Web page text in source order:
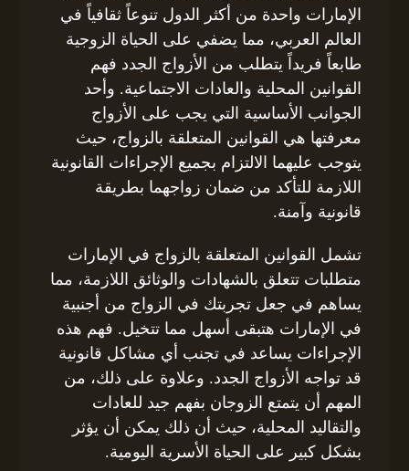
الإمارات واحدة من أكثر الدول تنوعاً ثقافياً في
العالم العربي، مما يضفي على الحياة الزوجية
طابعاً فريداً يتطلب من الأزواج الجدد فهم
القوانين المحلية والعادات الاجتماعية. وأحد
الجوانب الأساسية التي يجب على الأزواج
معرفتها هي القوانين المتعلقة بالزواج، حيث
يتوجب عليهما الالتزام بجميع الإجراءات القانونية
اللازمة للتأكد من ضمان زواجهما بطريقة
قانونية وآمنة.
تشمل القوانين المتعلقة بالزواج في الإمارات
متطلبات تتعلق بالشهادات والوثائق اللازمة، مما
يساهم في جعل تجربتك في الزواج من أجنبية
في الإمارات هتبقى أسهل مما تتخيل. فهم هذه
الإجراءات يساعد في تجنب أي مشاكل قانونية
قد تواجه الأزواج الجدد. وعلاوة على ذلك، من
المهم أن يتمتع الزوجان بفهم جيد للعادات
والتقاليد المحلية، حيث أن ذلك يمكن أن يؤثر
بشكل كبير على الحياة الأسرية اليومية.